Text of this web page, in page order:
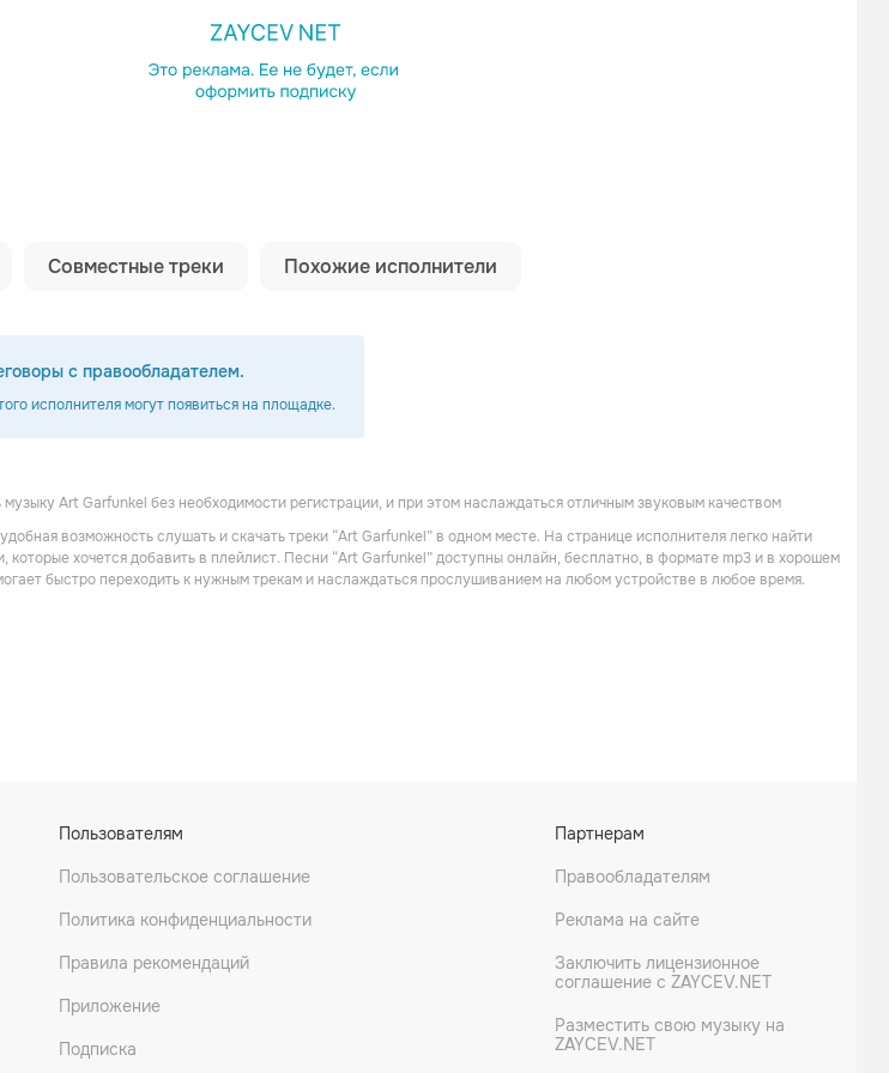
Копировать ссылку
Совместные треки Похожие исполнители
с правообладателем.
исполнителя могут появиться на площадке.
Bishop
Поп
Rita Coolidge
Поп
Gilbert O'Sullivan
Поп
Janis Ian
Поп
Art Garfunkel без необходимости регистрации, и при этом наслаждаться отличным звуковым качеством
возможность слушать и скачать треки “Art Garfunkel” в одном месте. На странице исполнителя легко найти
которые хочется добавить в плейлист. Песни “Art Garfunkel” доступны онлайн, бесплатно, в формате mp3 и в хорошем
быстро переходить к нужным трекам и наслаждаться прослушиванием на любом устройстве в любое время.
Пользователям
Пользовательское соглашение
Политика конфиденциальности
Правила рекомендаций
Приложение
Подписка
Партнерам
Правообладателям
Реклама на сайте
Заключить лицензионное
соглашение с ZAYCEV.NET
Разместить свою музыку на
ZAYCEV.NET